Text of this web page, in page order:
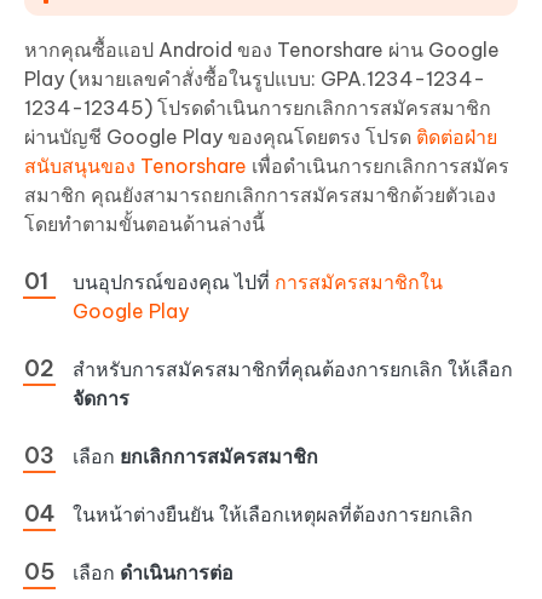
หากคุณซื้อแอป Android ของ Tenorshare ผ่าน Google
Play (หมายเลขคำสั่งซื้อในรูปแบบ: GPA.1234-1234-
1234-12345) โปรดดำเนินการยกเลิกการสมัครสมาชิก
ผ่านบัญชี Google Play ของคุณโดยตรง โปรด ติดต่อฝ่าย
สนับสนุนของ Tenorshare เพื่อดำเนินการยกเลิกการสมัคร
สมาชิก คุณยังสามารถยกเลิกการสมัครสมาชิกด้วยตัวเอง
โดยทำตามขั้นตอนด้านล่างนี้
บนอุปกรณ์ของคุณ ไปที่ การสมัครสมาชิกใน
Google Play
สำหรับการสมัครสมาชิกที่คุณต้องการยกเลิก ให้เลือก
จัดการ
เลือก ยกเลิกการสมัครสมาชิก
ในหน้าต่างยืนยัน ให้เลือกเหตุผลที่ต้องการยกเลิก
เลือก ดำเนินการต่อ